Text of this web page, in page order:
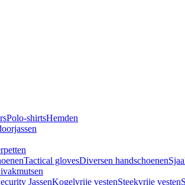
Polo-shirtsHemden
Tactical glovesDiversen handschoenen
JassenKogelvrije vestenSteekvrije vesten